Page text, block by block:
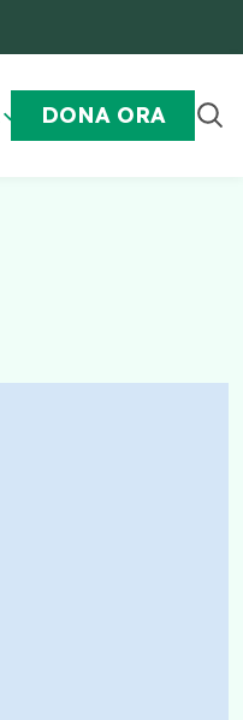
DONA ORA